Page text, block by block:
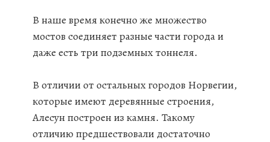
В наше время конечно же множество
мостов соединяет разные части города и
даже есть три подземных тоннеля.
В отличии от остальных городов Норвегии,
которые имеют деревянные строения,
Алесун построен из камня. Такому
отличию предшествовали достаточно